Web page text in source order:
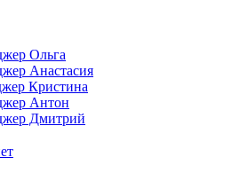
Ольга
Анастасия
Кристина
Антон
Дмитрий